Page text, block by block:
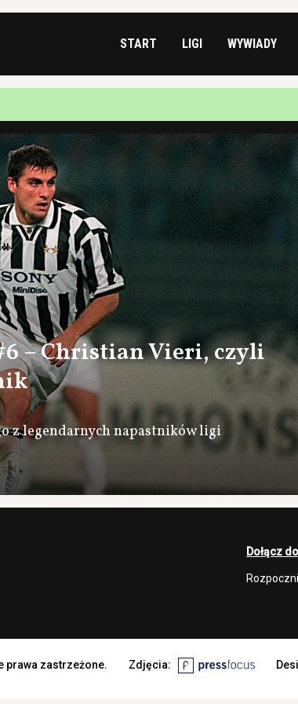
START LIGI WYWIADY
– Christian Vieri, czyli
z legendarnych napastników ligi
Dołącz
prawa zastrzeżone. Zdjęcia: